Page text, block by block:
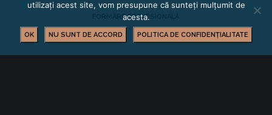
FORMARE PROFESIONALĂ
utilizați acest site, vom presupune că sunteți mulțumit de
acesta.
OK NU SUNT DE ACCORD POLITICA DE CONFIDENȚIALITATE